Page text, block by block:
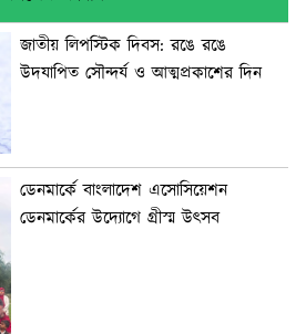
জাতীয় লিপস্টিক দিবস: রঙে রঙে
উদযাপিত সৌন্দর্য ও আত্মপ্রকাশের দিন
ডেনমার্কে বাংলাদেশ এসোসিয়েশন
ডেনমার্কের উদ্যোগে গ্রীস্ম উৎসব